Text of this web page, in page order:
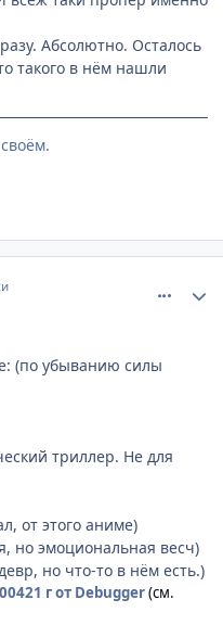
Абсолютно. Осталось
такого в нём нашли
(по убыванию силы
триллер. Не для
от этого аниме)
но эмоциональная весч)
но что-то в нём есть.)
21 гот Debugger(см.